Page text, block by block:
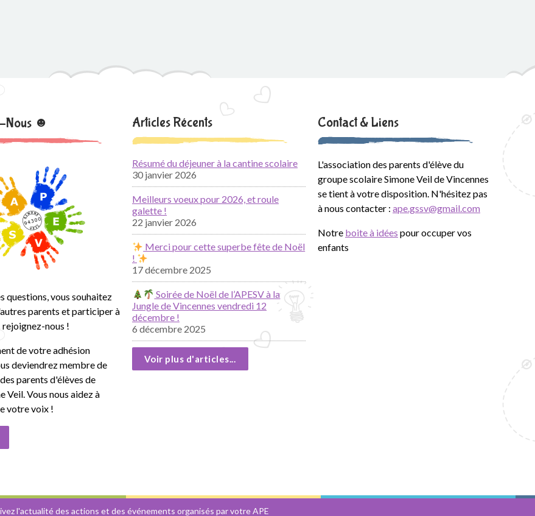
Nous ☻
questions, vous souhaitez
parents et participer à
nous !
de votre adhésion
deviendrez membre de
parents d'élèves de
Veil. Vous nous aidez à
votre voix !
Articles Récents
Résumé du déjeuner à la cantine scolaire
30 janvier 2026
Meilleurs voeux pour 2026, et roule
galette !
22 janvier 2026
Merci pour cette superbe fête de Noël
!
17 décembre 2025
Soirée de Noël de l’APESV à la
Jungle de Vincennes vendredi 12
décembre !
6 décembre 2025
Voir plus d'articles...
Contact & Liens
L'association des parents d'élève du
groupe scolaire Simone Veil de Vincennes
se tient à votre disposition. N'hésitez pas
à nous contacter : ape.gssv@gmail.com
Notre boite à idées pour occuper vos
enfants
l'actualité des actions et des événements organisés par votre APE